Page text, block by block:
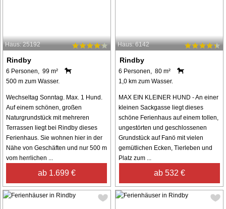
Haus: 25192
Rindby
6 Personen, 99 m²
500 m zum Wasser.
Wechseltag Sonntag. Max. 1 Hund.
Auf einem schönen, großen
Naturgrundstück mit mehreren
Terrassen liegt bei Rindby dieses
Ferienhaus. Sie wohnen hier in der
Nähe von Geschäften und nur 500 m
vom herrlichen ...
ab 1.699 €
Haus: 6142
Rindby
6 Personen, 80 m²
1,0 km zum Wasser.
MAX EIN KLEINER HUND - An einer
kleinen Sackgasse liegt dieses
schöne Ferienhaus auf einem tollen,
ungestörten und geschlossenen
Grundstück auf Fanö mit vielen
gemütlichen Ecken, Tierleben und
Platz zum ...
ab 532 €